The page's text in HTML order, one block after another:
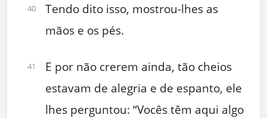
40
Tendo dito isso, mostrou-lhes as
mãos e os pés.
41
E por não crerem ainda, tão cheios
estavam de alegria e de espanto, ele
lhes perguntou: “Vocês têm aqui algo